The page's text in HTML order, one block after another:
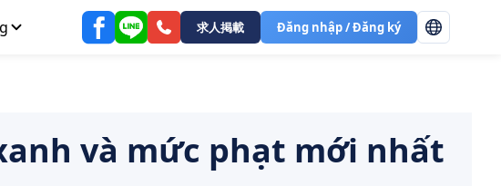
求人掲載 Đăng nhập / Đăng ký
và mức phạt mới nhất